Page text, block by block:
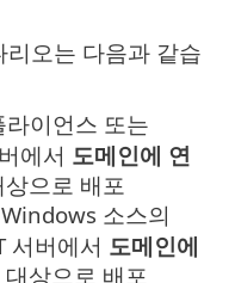
오는 다음과 같습
라이언스 또는
에서 도메인에 연
으로 배포
소스의
서버에서 도메인에
상으로 배포